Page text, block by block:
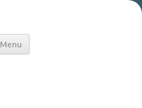
Menu
Aller